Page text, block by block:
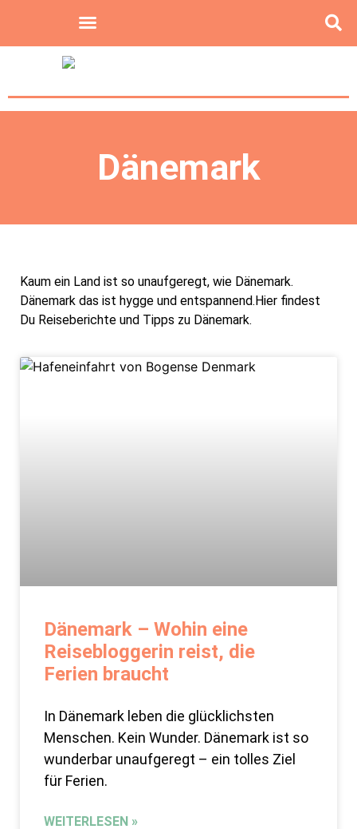
Dänemark
Kaum ein Land ist so unaufgeregt, wie Dänemark.
Dänemark das ist hygge und entspannend.Hier findest
Du Reiseberichte und Tipps zu Dänemark.
Dänemark – Wohin eine
Reisebloggerin reist, die
Ferien braucht
In Dänemark leben die glücklichsten
Menschen. Kein Wunder. Dänemark ist so
wunderbar unaufgeregt – ein tolles Ziel
für Ferien.
WEITERLESEN »